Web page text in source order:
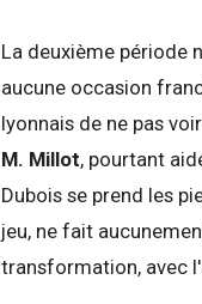
La deuxième période
aucune occasion
lyonnais de ne pas
M. Millot, pourtant
Dubois se prend les
jeu, ne fait
transformation, avec